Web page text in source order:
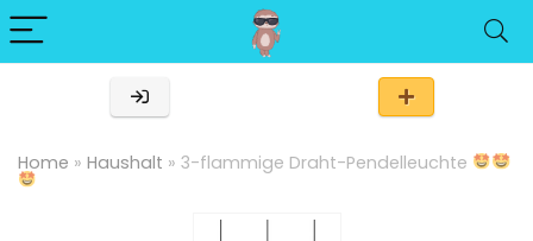
Home » Haushalt » 3-flammige Draht-Pendelleuchte